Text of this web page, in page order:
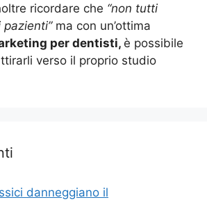
ricordare che “non tutti
ma con un’ottima
per dentisti, è possibile
verso il proprio studio
danneggiano il